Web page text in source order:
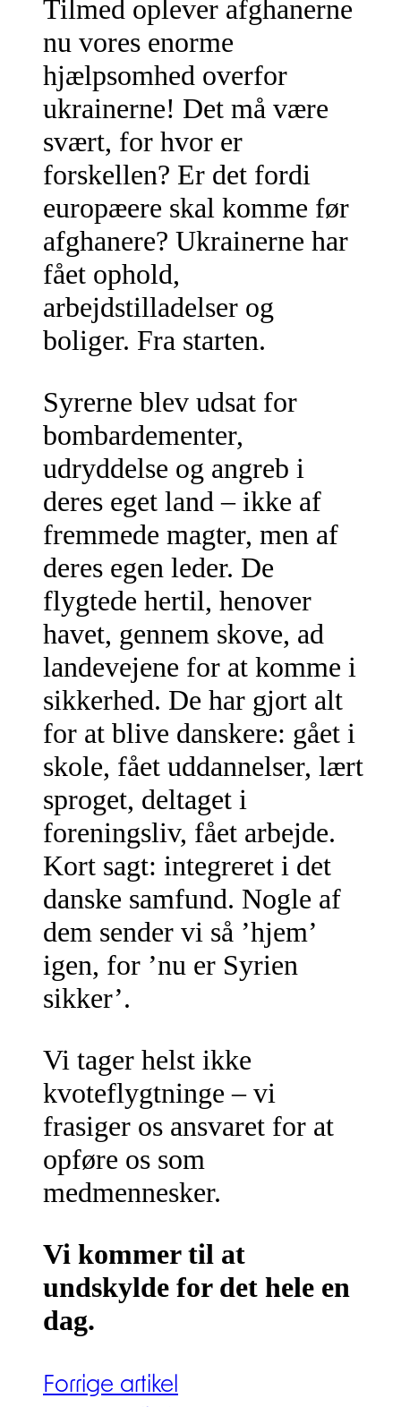
Tilmed oplever afghanerne
nu vores enorme
hjælpsomhed overfor
ukrainerne! Det må være
svært, for hvor er
forskellen? Er det fordi
europæere skal komme før
afghanere? Ukrainerne har
fået ophold,
arbejdstilladelser og
boliger. Fra starten.
Syrerne blev udsat for
bombardementer,
udryddelse og angreb i
deres eget land – ikke af
fremmede magter, men af
deres egen leder. De
flygtede hertil, henover
havet, gennem skove, ad
landevejene for at komme i
sikkerhed. De har gjort alt
for at blive danskere: gået i
skole, fået uddannelser, lært
sproget, deltaget i
foreningsliv, fået arbejde.
Kort sagt: integreret i det
danske samfund. Nogle af
dem sender vi så ’hjem’
igen, for ’nu er Syrien
sikker’.
Vi tager helst ikke
kvoteflygtninge – vi
frasiger os ansvaret for at
opføre os som
medmennesker.
Vi kommer til at
undskylde for det hele en
dag.
Forrige artikel